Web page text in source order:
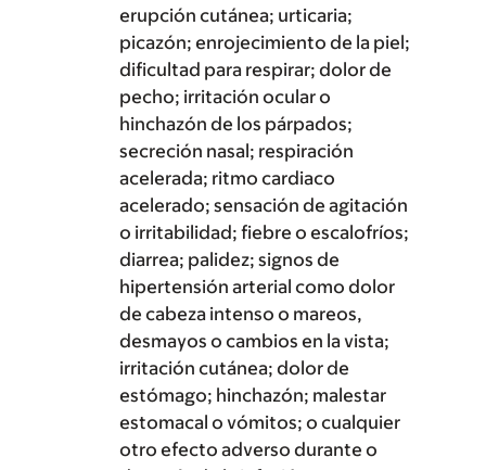
erupción cutánea; urticaria;
picazón; enrojecimiento de la piel;
dificultad para respirar; dolor de
pecho; irritación ocular o
hinchazón de los párpados;
secreción nasal; respiración
acelerada; ritmo cardiaco
acelerado; sensación de agitación
o irritabilidad; fiebre o escalofríos;
diarrea; palidez; signos de
hipertensión arterial como dolor
de cabeza intenso o mareos,
desmayos o cambios en la vista;
irritación cutánea; dolor de
estómago; hinchazón; malestar
estomacal o vómitos; o cualquier
otro efecto adverso durante o